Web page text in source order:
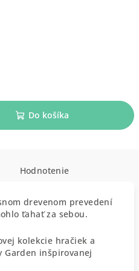
Do košíka
Hodnotenie
drevenom prevedení
ťahať za sebou.
kolekcie hračiek a
Garden inšpirovanej